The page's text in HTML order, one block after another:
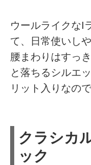
ウールライクなI
て、日常使いし
腰まわりはすっ
と落ちるシルエ
リット入りなの
クラシカ
ック